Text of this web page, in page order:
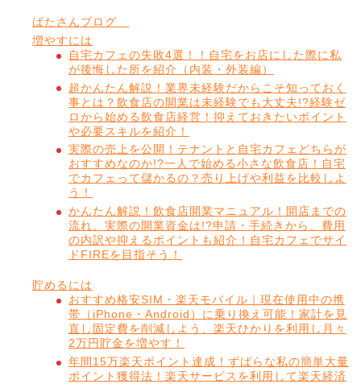
ばたさんブログ
増やすには
自宅カフェの失敗4選！！自宅をお店にした際に私
が後悔した所を紹介（内装・外装編）
超かんたん解説！業界未経験だからこそ知っておく
事とは？飲食店の開業は未経験でも大丈夫!?経験ゼ
ロから始める飲食店経営！抑えておきたいポイント
や必要スキルを紹介！
実際の売上を公開！テナントと自宅カフェどちらが
おすすめなのか!?一人で始める小さな飲食店！自宅
でカフェって儲かるの？売り上げや利益を比較しよ
う！
かんたん解説！飲食店開業マニュアル！開店までの
流れ、実際の開業資金は!?申請・手続きから、費用
の内訳や抑えるポイントも紹介！自宅カフェでサイ
ドFIREを目指そう！
貯めるには
おすすめ格安SIM・楽天モバイル｜現在使用中の携
帯（iPhone・Android）に乗り換え可能！家計を見
直し固定費を削減しよう、楽天ひかりを利用し月々
2万円貯金を増やす！
年間15万楽天ポイント達成！ずばらな私の簡単大量
ポイント獲得法！楽天サービスを利用して楽天経済